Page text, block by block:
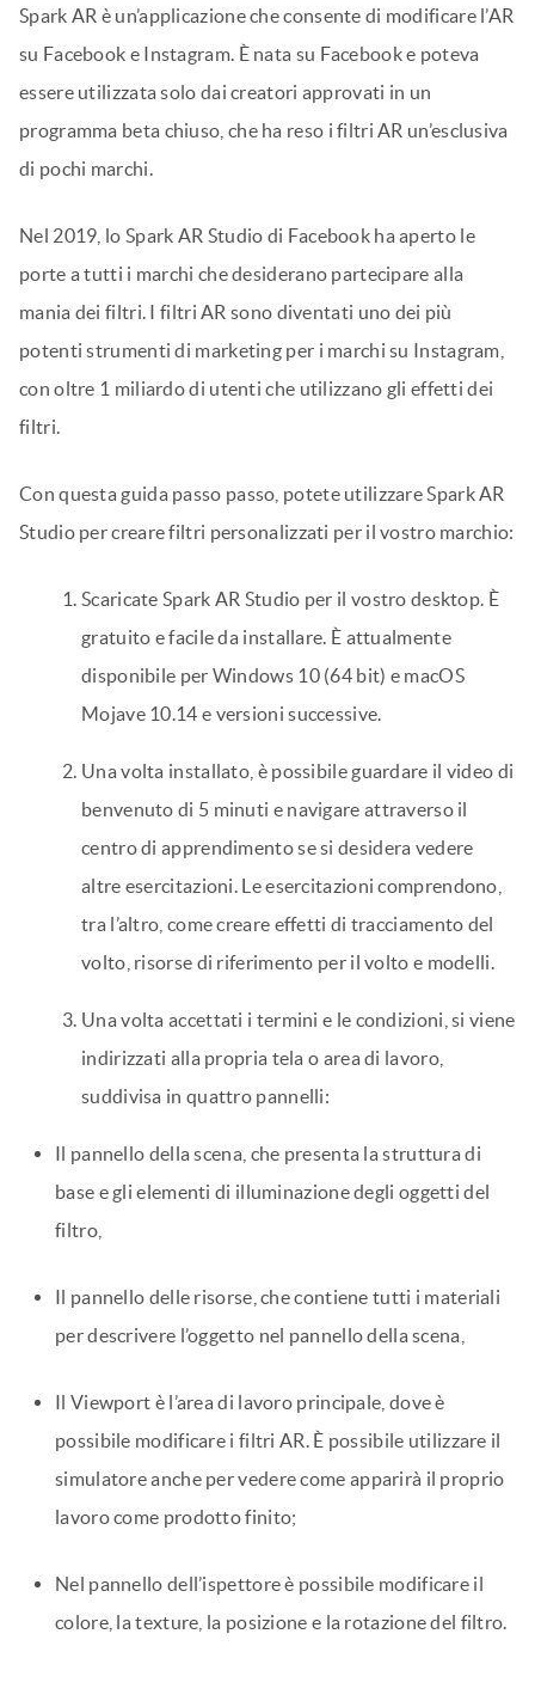
Spark AR è un’applicazione che consente di modificare l’AR
su Facebook e Instagram. È nata su Facebook e poteva
essere utilizzata solo dai creatori approvati in un
programma beta chiuso, che ha reso i filtri AR un’esclusiva
di pochi marchi.
Nel 2019, lo Spark AR Studio di Facebook ha aperto le
porte a tutti i marchi che desiderano partecipare alla
mania dei filtri. I filtri AR sono diventati uno dei più
potenti strumenti di marketing per i marchi su Instagram,
con oltre 1 miliardo di utenti che utilizzano gli effetti dei
filtri.
Con questa guida passo passo, potete utilizzare Spark AR
Studio per creare filtri personalizzati per il vostro marchio:
Scaricate Spark AR Studio per il vostro desktop. È
gratuito e facile da installare. È attualmente
disponibile per Windows 10 (64 bit) e macOS
Mojave 10.14 e versioni successive.
Una volta installato, è possibile guardare il video di
benvenuto di 5 minuti e navigare attraverso il
centro di apprendimento se si desidera vedere
altre esercitazioni. Le esercitazioni comprendono,
tra l’altro, come creare effetti di tracciamento del
volto, risorse di riferimento per il volto e modelli.
Una volta accettati i termini e le condizioni, si viene
indirizzati alla propria tela o area di lavoro,
suddivisa in quattro pannelli:
Il pannello della scena, che presenta la struttura di
base e gli elementi di illuminazione degli oggetti del
filtro,
Il pannello delle risorse, che contiene tutti i materiali
per descrivere l’oggetto nel pannello della scena,
Il Viewport è l’area di lavoro principale, dove è
possibile modificare i filtri AR. È possibile utilizzare il
simulatore anche per vedere come apparirà il proprio
lavoro come prodotto finito;
Nel pannello dell’ispettore è possibile modificare il
colore, la texture, la posizione e la rotazione del filtro.